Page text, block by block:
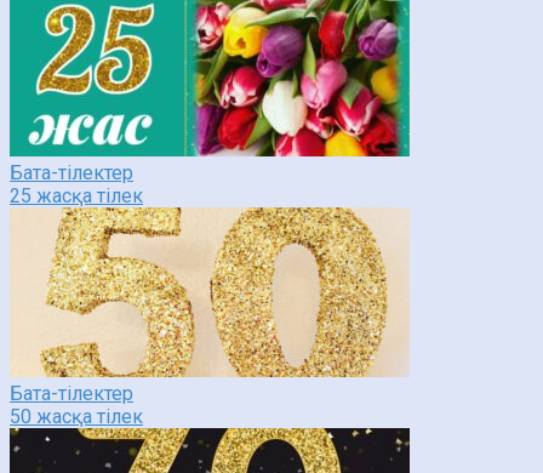
Бата-тілектер
25 жасқа тілек
Бата-тілектер
50 жасқа тілек